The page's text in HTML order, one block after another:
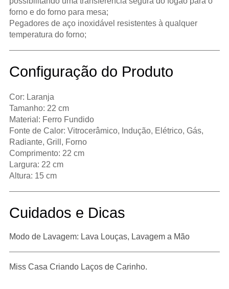
forno e do forno para mesa;
Pegadores de aço inoxidável resistentes à qualquer
temperatura do forno;
Configuração do Produto
Cor: Laranja
Tamanho: 22 cm
Material: Ferro Fundido
Fonte de Calor: Vitrocerâmico, Indução, Elétrico, Gás,
Radiante, Grill, Forno
Comprimento: 22 cm
Largura: 22 cm
Altura: 15 cm
Cuidados e Dicas
Modo de Lavagem: Lava Louças, Lavagem a Mão
Miss Casa Criando Laços de Carinho.